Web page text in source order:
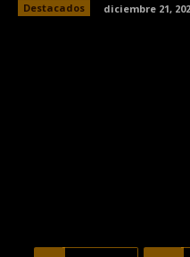
Destacados diciembre 21,